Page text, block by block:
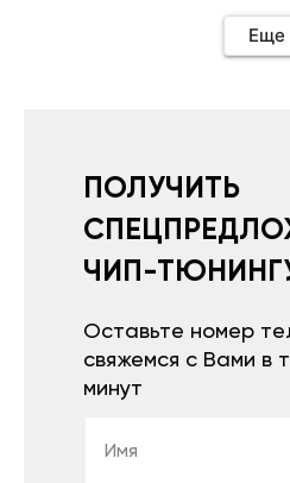
Еще
ПОЛУЧИТЬ
ЧИП-
Оставьте номер
свяжемся с Вами в
минут